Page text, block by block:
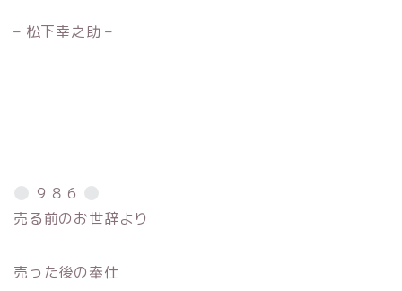
– 松下幸之助 –
９８６
売る前のお世辞より
売った後の奉仕